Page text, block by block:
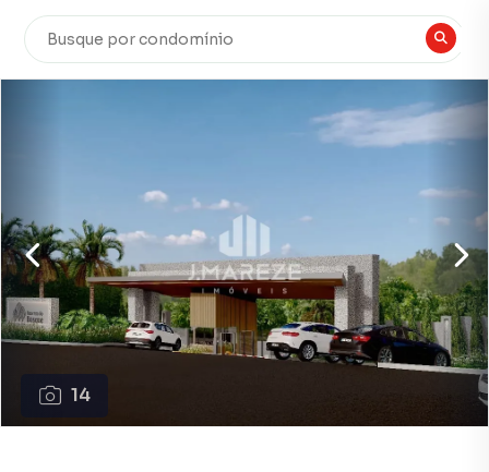
14